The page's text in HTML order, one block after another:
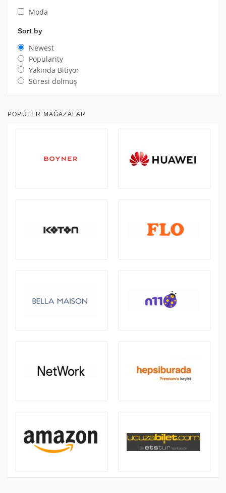
Moda
Sort by
Newest
Popularity
Yakında Bitiyor
Süresi dolmuş
POPÜLER MAĞAZALAR